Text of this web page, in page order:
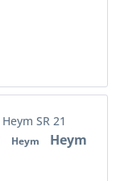
Heym SR 21
Heym
Heym